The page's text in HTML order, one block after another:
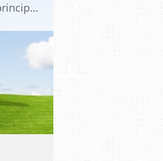
Site sur toute la culture des genres de l'imaginaire: BD, Cinéma, Livre, Jeux, Théâtre. Présent dans les principaux festivals de film fantastique e de science-fiction, salons et conventions.